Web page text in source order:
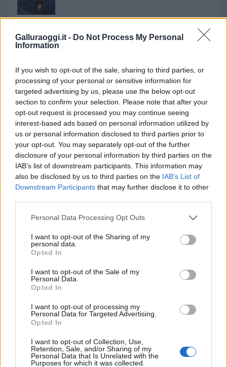
Galluraoggi.it - Do Not Process My Personal
Information
If you wish to opt-out of the sale, sharing to third parties, or
processing of your personal or sensitive information for
targeted advertising by us, please use the below opt-out
section to confirm your selection. Please note that after your
opt-out request is processed you may continue seeing
interest-based ads based on personal information utilized by
us or personal information disclosed to third parties prior to
your opt-out. You may separately opt-out of the further
disclosure of your personal information by third parties on the
IAB’s list of downstream participants. This information may
also be disclosed by us to third parties on the IAB’s List of
Downstream Participants that may further disclose it to other
Please note that this website/app uses one or more Google
not limited to your visit or usage behaviour. You may click to
grant or deny consent to Google and its third-party tags to
use your data for below specified purposes in below Google
consent section.
Personal Data Processing Opt Outs
I want to opt-out of the Sharing of my
personal data.
Opted In
I want to opt-out of the Sale of my
Personal Data.
Opted In
I want to opt-out of processing my
Personal Data for Targeted Advertising.
Opted In
I want to opt-out of Collection, Use,
Retention, Sale, and/or Sharing of my
Personal Data that Is Unrelated with the
Purposes for which it was collected.
gallurese: gli appuntamenti da non perdere
Lettini e arredi abusivi sulla spiaggia libera,
sequestri a Olbia e Arzachena
È morto Francesco Guccini, il maestro che si
tenne lontano dalla Costa Smeralda
NECROLOGIE
Mario Malu
Paolo Pinna